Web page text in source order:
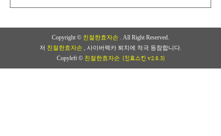
Copyright © 친절한효자손 . All Right Reserved.
저 친절한효자손 , 사이버렉카 퇴치에 적극 동참합니다.
Copyleft © 친절한효자손 (친효스킨 v2.6.3)